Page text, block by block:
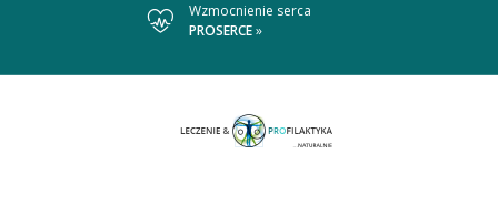
Facebooku
Wzmocnienie serca
PROSERCE»